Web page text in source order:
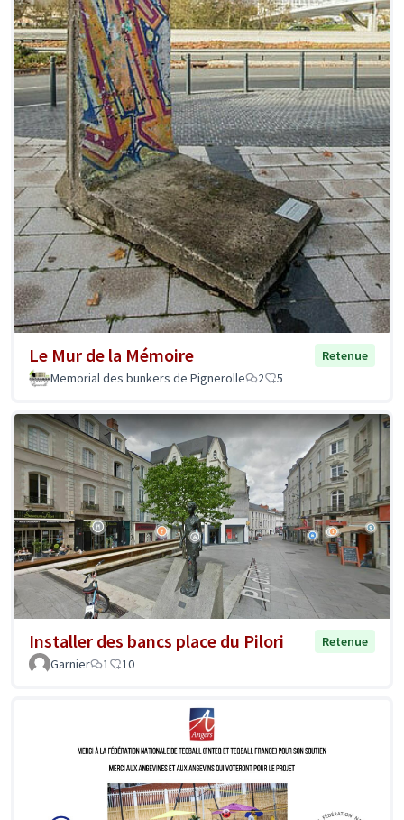
Le Mur de la Mémoire
Retenue
Memorial des bunkers de Pignerolle
2 5
Installer des bancs place du Pilori
Retenue
Garnier
1 10